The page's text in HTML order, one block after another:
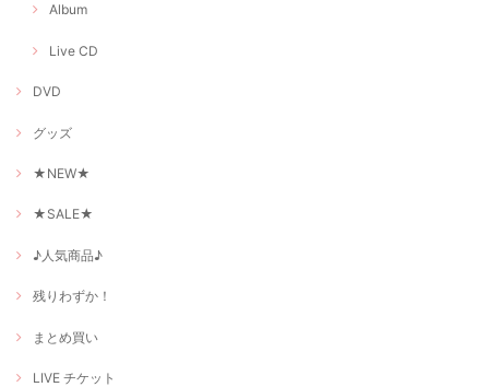
Album
Live CD
DVD
グッズ
★NEW★
★SALE★
♪人気商品♪
残りわずか！
まとめ買い
LIVE チケット